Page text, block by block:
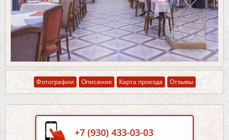
Фотографии Описание Карта проезда Отзывы
+7 (930) 433-03-03